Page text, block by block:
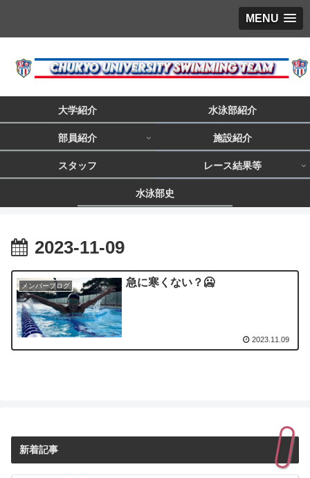
MENU
大学紹介 水泳部紹介
部員紹介 施設紹介
スタッフ レース結果等
水泳部史
2023-11-09
メンバーブログ 急に寒くない？🥶
2023.11.09
新着記事